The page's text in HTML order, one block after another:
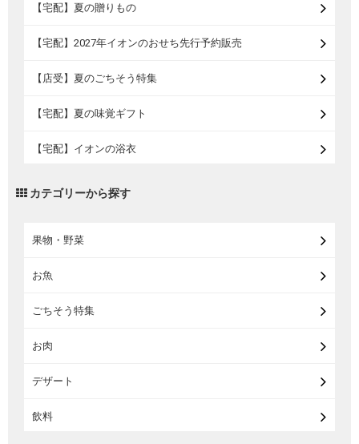
【宅配】夏の贈りもの
【宅配】2027年イオンのおせち先行予約販売
【店受】夏のごちそう特集
【宅配】夏の味覚ギフト
【宅配】イオンの浴衣
カテゴリーから探す
果物・野菜
お魚
ごちそう特集
お肉
デザート
飲料